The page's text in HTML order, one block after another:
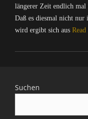
längerer Zeit endlich
Daß es diesmal nicht
wird ergibt sich aus
Categories
p
t
Suchen